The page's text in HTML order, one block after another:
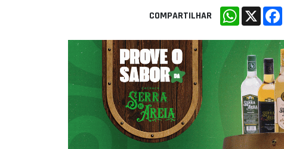
COMPARTILHAR WhatsApp
X